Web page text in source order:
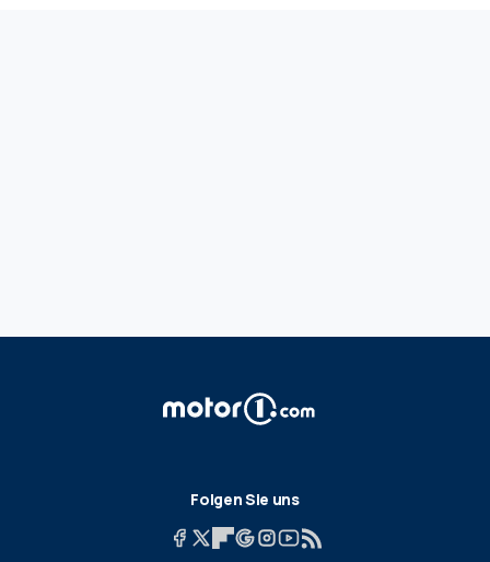
Folgen Sie uns